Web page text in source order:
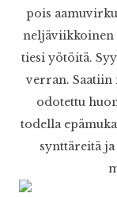
pois
neljäviikkoinen
tiesi yötöitä.
verran. Saatiin
odotettu
todella
synttäreitä